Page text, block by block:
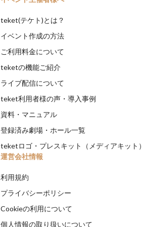
teket(テケト)とは？
イベント作成の方法
ご利用料金について
teketの機能ご紹介
ライブ配信について
teket利用者様の声・導入事例
資料・マニュアル
登録済み劇場・ホール一覧
teketロゴ・プレスキット（メディアキット）
運営会社情報
利用規約
プライバシーポリシー
Cookieの利用について
個人情報の取り扱いについて